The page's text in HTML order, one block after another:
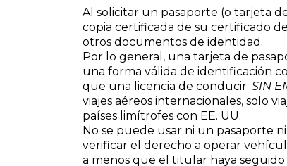
Al solicitar un pasaporte (o tarjeta
copia certificada de su certificado
otros documentos de identidad.
Por lo general, una tarjeta de
una forma válida de identificación
que una licencia de conducir. SIN
viajes aéreos internacionales, solo
países limítrofes con EE. UU.
No se puede usar ni un pasaporte
verificar el derecho a operar
a menos que el titular haya seguido